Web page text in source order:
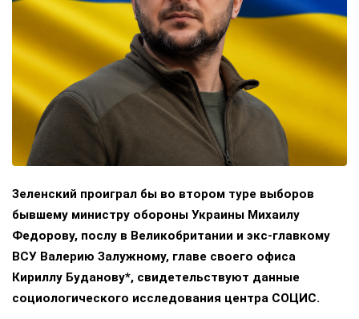
Зеленский проиграл бы во втором туре выборов
бывшему министру обороны Украины Михаилу
Федорову, послу в Великобритании и экс-главкому
ВСУ Валерию Залужному, главе своего офиса
Кириллу Буданову*, свидетельствуют данные
социологического исследования центра СОЦИС.